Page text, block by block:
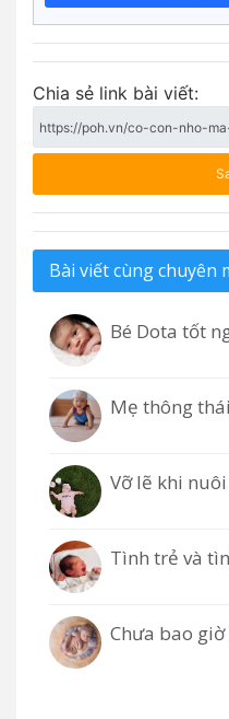
Chia sẻ link bài viết:
Bài viết cùng chuyên
Bé Dota tốt
Mẹ thông
Vỡ lẽ khi nuôi
Tình trẻ và
Chưa bao